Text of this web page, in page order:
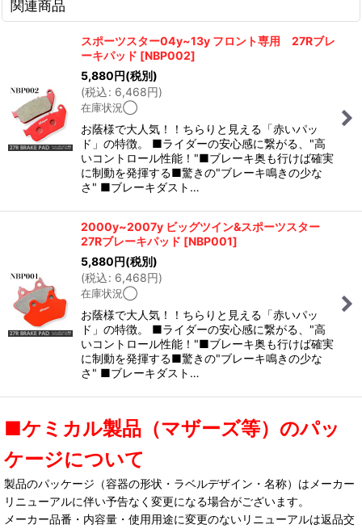
関連商品
スポーツスター04y~13y フロント専用 27Rブレ
ーキパッド [NBP002]
5,880円(税別)
(税込: 6,468円)
在庫状況◯
お蔭様で大人気！！ちらりと見える「赤いパッ
ド」の特徴。 ■ライダーの安心感に繋がる、"高
いコントロール性能！"■ブレーキ奥も行けば確実
に制動を発揮する■驚きの"ブレーキ鳴きの少な
さ" ■ブレーキダスト…
2000y~2007y ビッグツイン&スポーツスター
27Rブレーキパッド [NBP001]
5,880円(税別)
(税込: 6,468円)
在庫状況◯
お蔭様で大人気！！ちらりと見える「赤いパッ
ド」の特徴。 ■ライダーの安心感に繋がる、"高
いコントロール性能！"■ブレーキ奥も行けば確実
に制動を発揮する■驚きの"ブレーキ鳴きの少な
さ" ■ブレーキダスト…
■ケミカル製品（マザーズ等）のパッ
ケージについて
製品のパッケージ（容器の形状・ラベルデザイン・名称）はメーカー
リニューアルに伴い予告なく変更になる場合がございます。
メーカー品番・内容量・使用用途に変更のないリニューアルは返品交